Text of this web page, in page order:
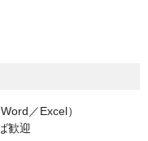
／Excel）
歓迎